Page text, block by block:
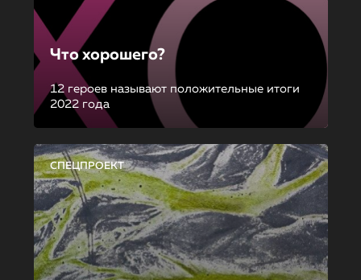
Что хорошего?
12 героев называют положительные итоги
2022 года
СПЕЦПРОЕКТ